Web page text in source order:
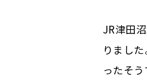
JR津田
りまし
ったそ